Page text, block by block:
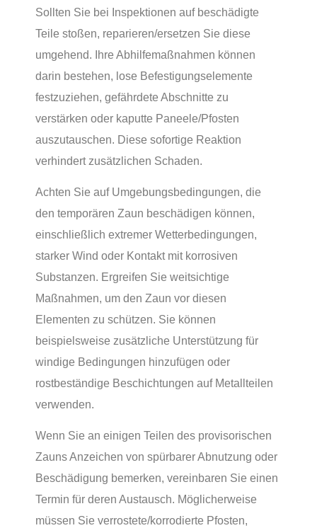
Sollten Sie bei Inspektionen auf beschädigte
Teile stoßen, reparieren/ersetzen Sie diese
umgehend. Ihre Abhilfemaßnahmen können
darin bestehen, lose Befestigungselemente
festzuziehen, gefährdete Abschnitte zu
verstärken oder kaputte Paneele/Pfosten
auszutauschen. Diese sofortige Reaktion
verhindert zusätzlichen Schaden.
Achten Sie auf Umgebungsbedingungen, die
den temporären Zaun beschädigen können,
einschließlich extremer Wetterbedingungen,
starker Wind oder Kontakt mit korrosiven
Substanzen. Ergreifen Sie weitsichtige
Maßnahmen, um den Zaun vor diesen
Elementen zu schützen. Sie können
beispielsweise zusätzliche Unterstützung für
windige Bedingungen hinzufügen oder
rostbeständige Beschichtungen auf Metallteilen
verwenden.
Wenn Sie an einigen Teilen des provisorischen
Zauns Anzeichen von spürbarer Abnutzung oder
Beschädigung bemerken, vereinbaren Sie einen
Termin für deren Austausch. Möglicherweise
müssen Sie verrostete/korrodierte Pfosten,